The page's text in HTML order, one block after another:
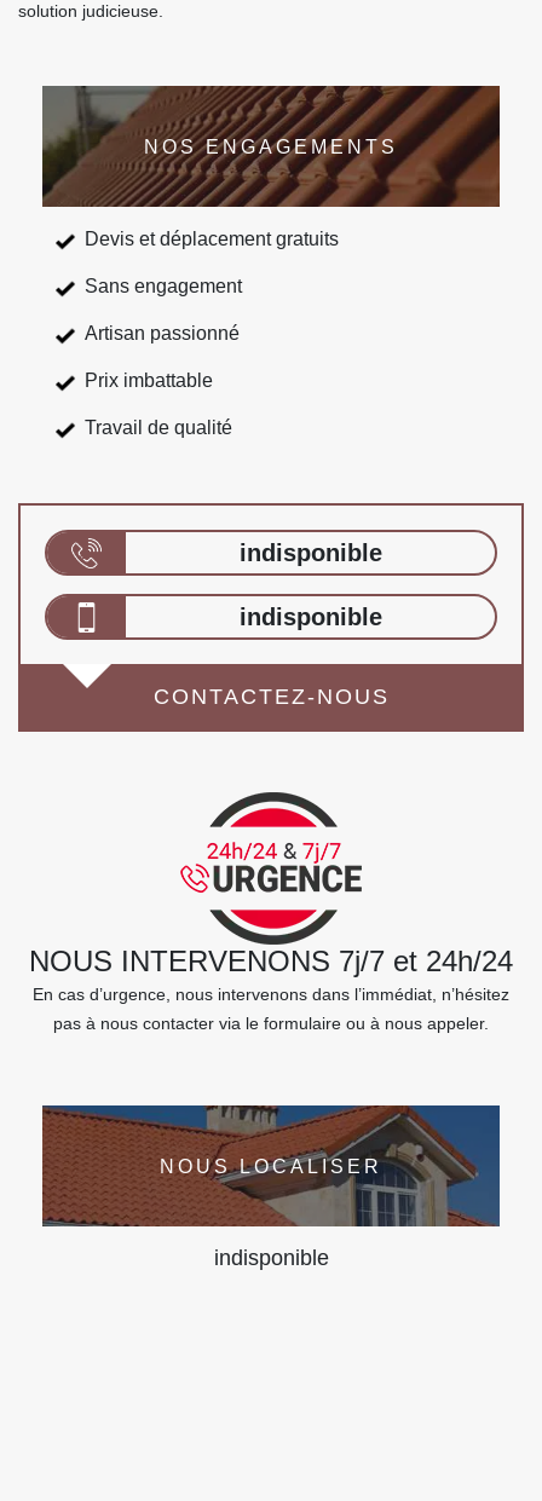
solution judicieuse.
NOS ENGAGEMENTS
Devis et déplacement gratuits
Sans engagement
Artisan passionné
Prix imbattable
Travail de qualité
indisponible
indisponible
CONTACTEZ-NOUS
NOUS INTERVENONS 7j/7 et 24h/24
En cas d’urgence, nous intervenons dans l’immédiat, n’hésitez
pas à nous contacter via le formulaire ou à nous appeler.
NOUS LOCALISER
indisponible